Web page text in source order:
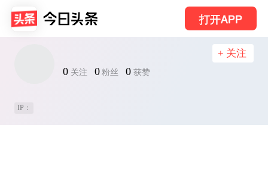
打开APP
0 关注 0 粉丝 0 获赞
+ 关注
IP：